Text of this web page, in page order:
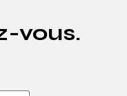
vous.